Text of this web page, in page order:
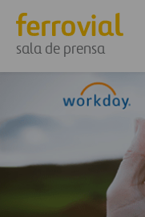
sala de prensa